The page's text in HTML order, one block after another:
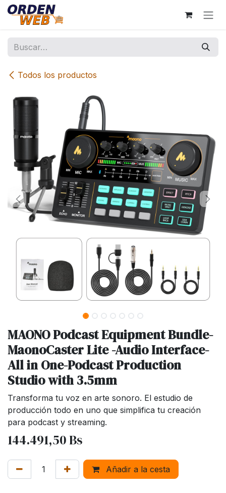
Ir al contenido
Todos los productos
MAONO Podcast Equipment Bundle-
MaonoCaster Lite -Audio Interface-
All in One-Podcast Production
Studio with 3.5mm
Transforma tu voz en arte sonoro. El estudio de
producción todo en uno que simplifica tu creación
para podcast y streaming.
144.491,50Bs
Añadir a la cesta